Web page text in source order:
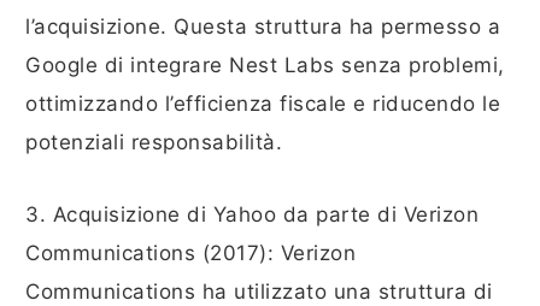
l’acquisizione. Questa struttura ha permesso a
Google di integrare Nest Labs senza problemi,
ottimizzando l’efficienza fiscale e riducendo le
potenziali responsabilità.
3. Acquisizione di Yahoo da parte di Verizon
Communications (2017): Verizon
Communications ha utilizzato una struttura di